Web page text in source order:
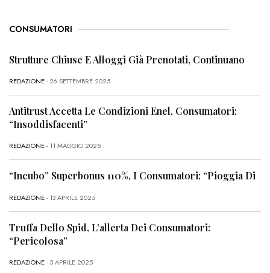
CONSUMATORI
Strutture Chiuse E Alloggi Già Prenotati, Continuano
REDAZIONE- 26 SETTEMBRE 2025
Antitrust Accetta Le Condizioni Enel, Consumatori:
“Insoddisfacenti”
REDAZIONE- 11 MAGGIO 2025
“Incubo” Superbonus 110%, I Consumatori: “Pioggia Di
REDAZIONE- 13 APRILE 2025
Truffa Dello Spid, L’allerta Dei Consumatori:
“Pericolosa”
REDAZIONE- 5 APRILE 2025